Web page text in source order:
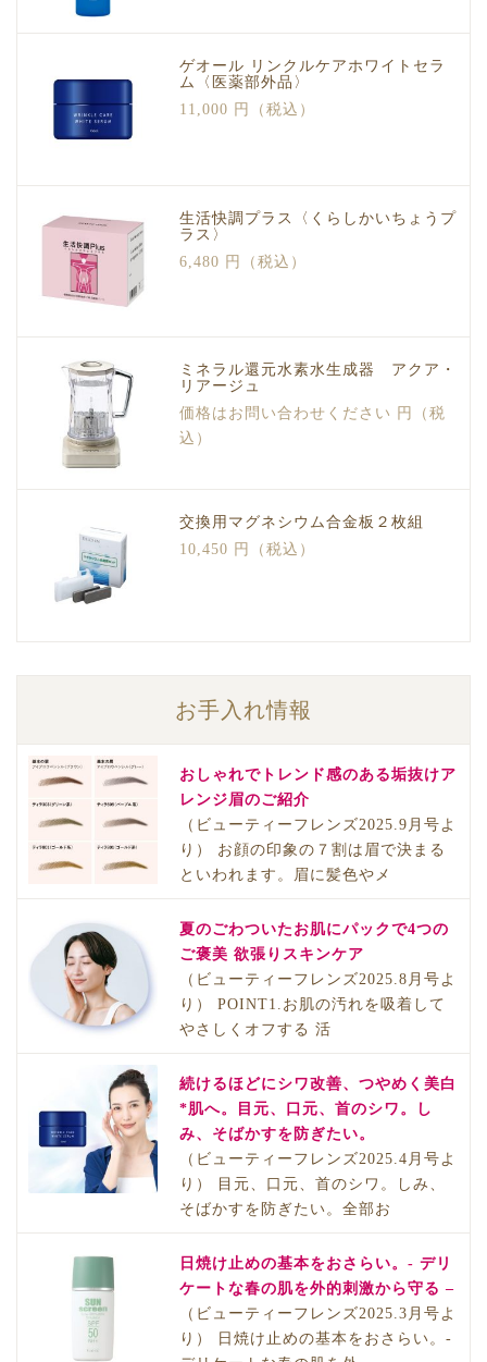
ゲオール リンクルケアホワイトセラ
ム〈医薬部外品〉
11,000 円（税込）
生活快調プラス〈くらしかいちょうプ
ラス〉
6,480 円（税込）
ミネラル還元水素水生成器 アクア・
リアージュ
価格はお問い合わせください 円（税
込）
交換用マグネシウム合金板２枚組
10,450 円（税込）
お手入れ情報
おしゃれでトレンド感のある垢抜けア
レンジ眉のご紹介
（ビューティーフレンズ2025.9月号よ
り） お顔の印象の７割は眉で決まる
といわれます。眉に髪色やメ
夏のごわついたお肌にパックで4つの
ご褒美 欲張りスキンケア
（ビューティーフレンズ2025.8月号よ
り） POINT1.お肌の汚れを吸着して
やさしくオフする 活
続けるほどにシワ改善、つやめく美白
*肌へ。目元、口元、首のシワ。し
み、そばかすを防ぎたい。
（ビューティーフレンズ2025.4月号よ
り） 目元、口元、首のシワ。しみ、
そばかすを防ぎたい。全部お
日焼け止めの基本をおさらい。- デリ
ケートな春の肌を外的刺激から守る –
（ビューティーフレンズ2025.3月号よ
り） 日焼け止めの基本をおさらい。-